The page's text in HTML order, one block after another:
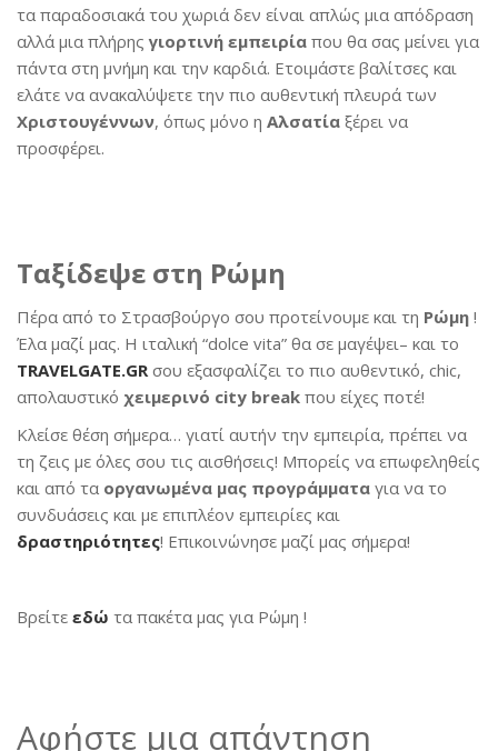
τα παραδοσιακά του χωριά δεν είναι απλώς μια απόδραση
αλλά μια πλήρηςγιορτινή εμπειρία που θα σας μείνει για
πάντα στη μνήμη και την καρδιά. Ετοιμάστε βαλίτσες και
ελάτε να ανακαλύψετε την πιο αυθεντική πλευρά των
Χριστουγέννων, όπως μόνο η Αλσατία ξέρει να
προσφέρει.
Ταξίδεψε στη Ρώμη
Πέρα από το Στρασβούργο σου προτείνουμε και τη Ρώμη !
Έλα μαζί μας. Η ιταλική “dolce vita” θα σε μαγέψει– και το
TRAVELGATE.GRσου εξασφαλίζει το πιο αυθεντικό, chic,
απολαυστικό χειμερινό city break που είχες ποτέ!
Κλείσε θέση σήμερα… γιατί αυτήν την εμπειρία, πρέπει να
τη ζεις με όλες σου τις αισθήσεις! Μπορείς να επωφεληθείς
και από τα οργανωμένα μας προγράμματα για να το
συνδυάσεις και με επιπλέον εμπειρίες και
δραστηριότητες! Επικοινώνησε μαζί μας σήμερα!
Βρείτε εδώ τα πακέτα μας για Ρώμη !
Αφήστε μια απάντηση